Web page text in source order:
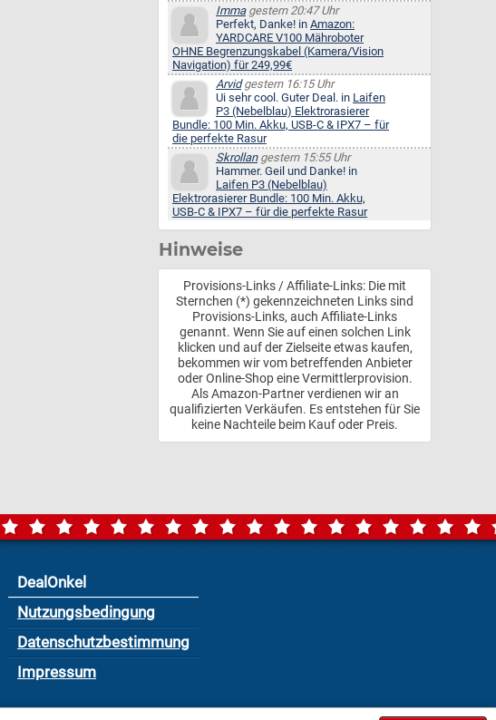
Immagestern 20:47 Uhr
Perfekt, Danke! in Amazon:
YARDCARE V100 Mähroboter
OHNE Begrenzungskabel (Kamera/Vision
Navigation) für 249,99€
Arvidgestern 16:15 Uhr
Ui sehr cool. Guter Deal. in Laifen
P3 (Nebelblau) Elektrorasierer
Bundle: 100 Min. Akku, USB-C & IPX7 – für
die perfekte Rasur
Skrollangestern 15:55 Uhr
Hammer. Geil und Danke! in
Laifen P3 (Nebelblau)
Elektrorasierer Bundle: 100 Min. Akku,
USB-C & IPX7 – für die perfekte Rasur
Hinweise
Provisions-Links / Affiliate-Links: Die mit
Sternchen (*) gekennzeichneten Links sind
Provisions-Links, auch Affiliate-Links
genannt. Wenn Sie auf einen solchen Link
klicken und auf der Zielseite etwas kaufen,
bekommen wir vom betreffenden Anbieter
oder Online-Shop eine Vermittlerprovision.
Als Amazon-Partner verdienen wir an
qualifizierten Verkäufen. Es entstehen für Sie
keine Nachteile beim Kauf oder Preis.
DealOnkel
Nutzungsbedingung
Datenschutzbestimmung
Impressum